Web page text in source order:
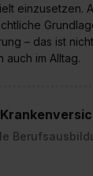
einzusetzen.
– das ist
auch im Alltag.